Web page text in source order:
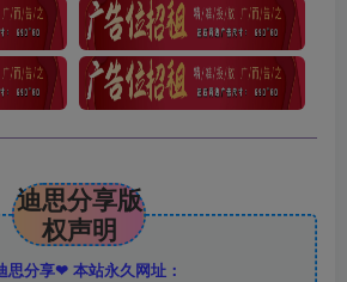
迪思分享版
权声明
思分享❤ 本站永久网址：